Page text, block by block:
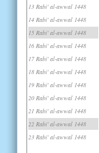
13 Rabi' al-awwal 1448
14 Rabi' al-awwal 1448
15 Rabi' al-awwal 1448
16 Rabi' al-awwal 1448
17 Rabi' al-awwal 1448
18 Rabi' al-awwal 1448
19 Rabi' al-awwal 1448
20 Rabi' al-awwal 1448
21 Rabi' al-awwal 1448
22 Rabi' al-awwal 1448
23 Rabi' al-awwal 1448